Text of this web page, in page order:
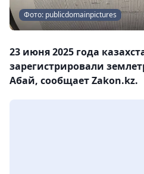
Фото: publicdomainpictures
23 июня 2025 года
зарегистрировали
Абай, сообщает Zakon.kz.